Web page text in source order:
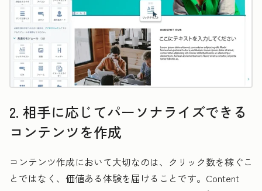
2. 相手に応じてパーソナライズできる
コンテンツを作成
コンテンツ作成において大切なのは、クリック数を稼ぐこ
とではなく、価値ある体験を届けることです。Content